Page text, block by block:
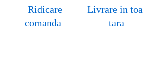
Ridicare
comanda
Livrare in
tara